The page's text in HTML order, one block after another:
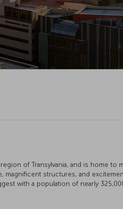
of Transylvania, and is home to
magnificent structures, and
with a population of nearly
students, the city has many